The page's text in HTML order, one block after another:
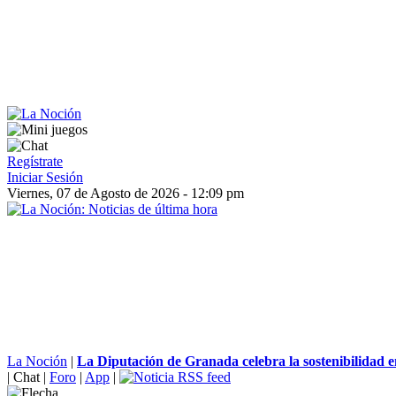
Regístrate
Iniciar Sesión
Viernes, 07 de Agosto de 2026 - 12:09 pm
La Noción | La Diputación de Granada celebra la sostenibilidad
| Chat | Foro | App |